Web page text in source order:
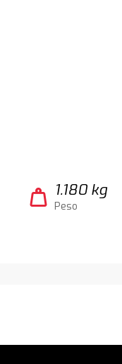
weight 1.180 kg
Peso